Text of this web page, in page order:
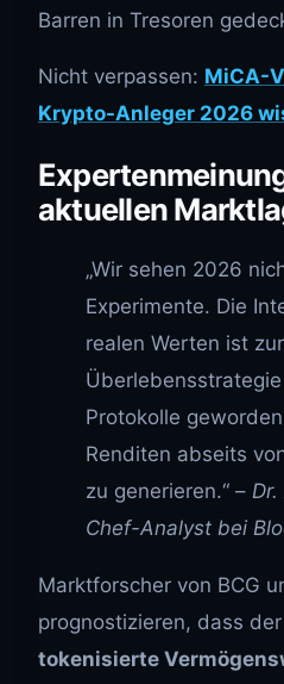
Barren in Tresoren
Nicht verpassen: MiCA-
Krypto-Anleger 2026
aktuellen
„Wir sehen 2026
Experimente. Die
realen Werten ist zur
Protokolle
Renditen abseits
zu generieren.“ – Dr.
Chef-Analyst bei
Marktforscher von BCG
prognostizieren, dass
tokenisierte